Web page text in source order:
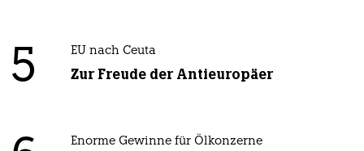
5 EU nach Ceuta
Zur Freude der Antieuropäer
Enorme Gewinne für Ölkonzerne